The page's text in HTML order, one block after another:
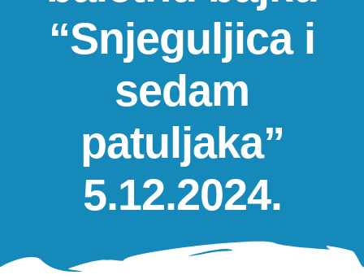
Oglasna ploča
Aktivnosti
“Snjeguljica i
sedam
patuljaka”
5.12.2024.